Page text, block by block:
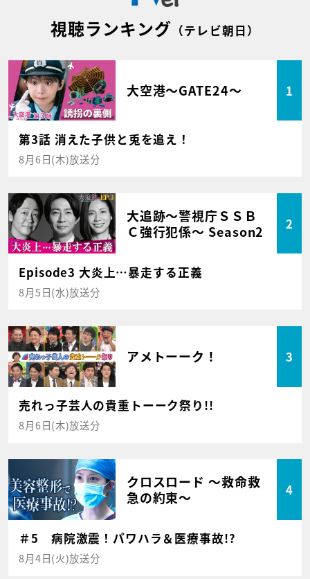
視聴ランキング （テレビ朝日）
大空港～GATE24～ 1
第3話 消えた子供と兎を追え！
8月6日(木)放送分
大追跡～警視庁ＳＳＢ
Ｃ強行犯係～ Season2
2
Episode3 大炎上…暴走する正義
8月5日(水)放送分
アメトーーク！ 3
売れっ子芸人の貴重トーーク祭り!!
8月6日(木)放送分
クロスロード ～救命救
急の約束～
4
＃5 病院激震！パワハラ＆医療事故!?
8月4日(火)放送分